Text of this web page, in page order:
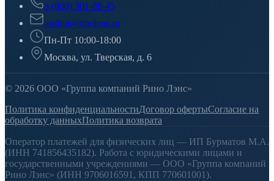
8 (800) 301-88-45
institut@rinolens.ru
Пн-Пт 10:00-18:00
Москва, ул. Тверская, д. 6
© 2026 ООО «Группа компаний Рино Лэнс»
Политика конфиденциальностиДоговор офертыСогласие на
обработку данныхПолитика возврата
Оператор платежей для физических лиц — ИП Бурматов М.А.
(ИНН 741856435182). Работа с юридическими лицами и
государственными учреждениями — ООО «Группа компаний
Рино Лэнс» (ИНН 9706016591, КПП 770601001).